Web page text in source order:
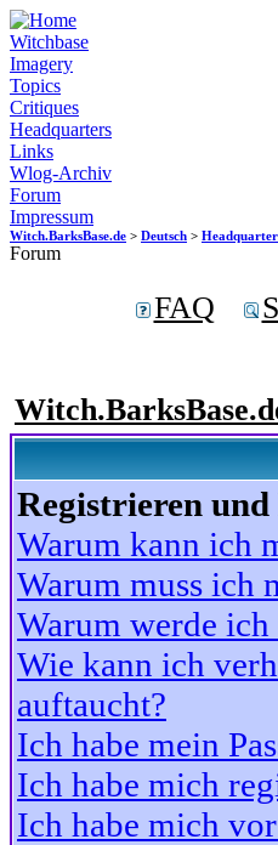
Witchbase
Imagery
Topics
Critiques
Headquarters
Links
Wlog-Archiv
Forum
Impressum
Witch.BarksBase.de > Deutsch >
Forum
FAQ
Registrieren und
Warum kann ich
Warum muss ich
Warum werde
Wie kann ich
auftaucht?
Ich habe mein
Ich habe mich
Ich habe mich